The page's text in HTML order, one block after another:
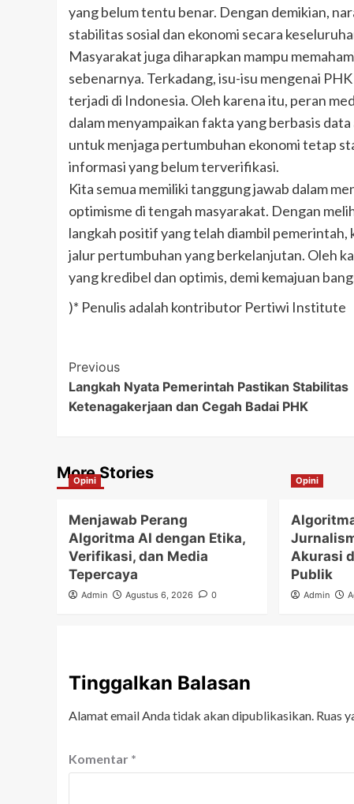
yang belum tentu benar. Dengan demikian,
stabilitas sosial dan ekonomi secara
Masyarakat juga diharapkan mampu
sebenarnya. Terkadang, isu-isu mengenai
terjadi di Indonesia. Oleh karena itu, peran
dalam menyampaikan fakta yang berbasis
untuk menjaga pertumbuhan ekonomi tetap
informasi yang belum terverifikasi.
Kita semua memiliki tanggung jawab dalam
optimisme di tengah masyarakat. Dengan
langkah positif yang telah diambil
jalur pertumbuhan yang berkelanjutan. Oleh
yang kredibel dan optimis, demi kemajuan
)* Penulis adalah kontributor Pertiwi Institute
Post
Navigation
Previous
Langkah Nyata Pemerintah Pastikan Stabilitas
Ketenagakerjaan dan Cegah Badai PHK
More Stories
Opini
Menjawab Perang
Algoritma AI dengan Etika,
Verifikasi, dan Media
Tepercaya
Admin Agustus 6, 2026 0
Opini
Akurasi
Publik
Admin
Tinggalkan Balasan
Alamat email Anda tidak akan dipublikasikan. Ruas
Komentar *